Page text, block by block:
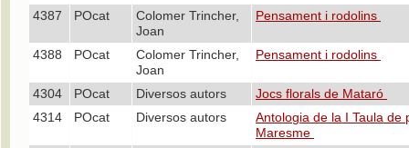
4387 POcat
Colomer Trincher,
Joan
Pensament i rodolins
4388 POcat
Colomer Trincher,
Joan
Pensament i rodolins
4304 POcat Diversos autors
Jocs florals de Mataró
4314
POcat Diversos autors
Antologia de la I Taula de
Maresme